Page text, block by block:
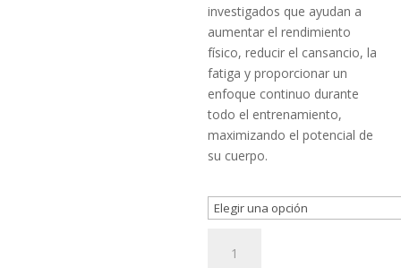
investigados que ayudan a
aumentar el rendimiento
físico, reducir el cansancio, la
fatiga y proporcionar un
enfoque continuo durante
todo el entrenamiento,
maximizando el potencial de
su cuerpo.
375g.